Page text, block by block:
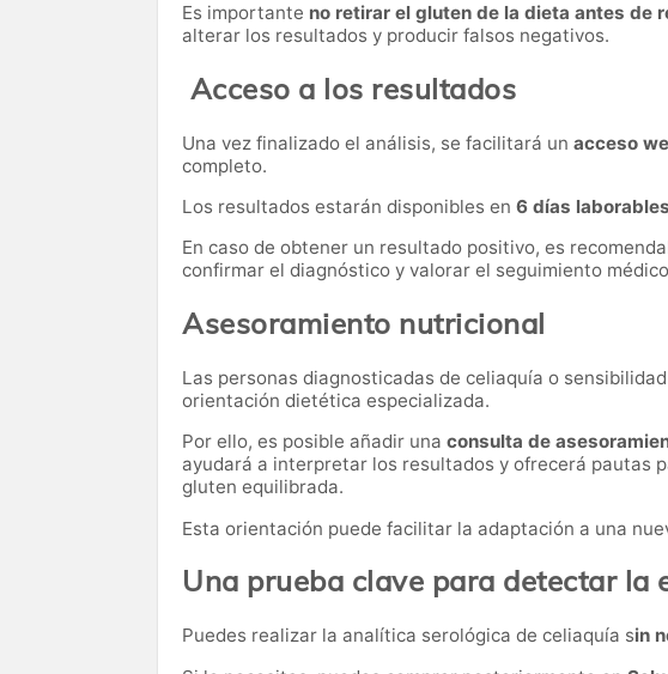
Es importante no retirar el gluten de la dieta antes de
alterar los resultados y producir falsos negativos.
Acceso a los resultados
Una vez finalizado el análisis, se facilitará un acceso
completo.
Los resultados estarán disponibles en 6 días laborables
En caso de obtener un resultado positivo, es
confirmar el diagnóstico y valorar el seguimiento
Asesoramiento nutricional
Las personas diagnosticadas de celiaquía o
orientación dietética especializada.
Por ello, es posible añadir una consulta de
ayudará a interpretar los resultados y ofrecerá pautas
gluten equilibrada.
Esta orientación puede facilitar la adaptación a una
Una prueba clave para detectar la
Puedes realizar la analítica serológica de celiaquía sin